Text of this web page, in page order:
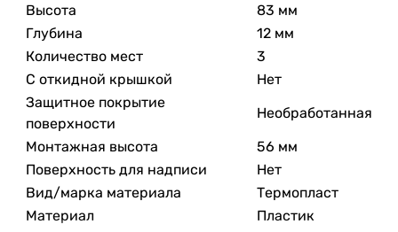
Высота
83 мм
Глубина
12 мм
Количество мест
3
С откидной крышкой
Нет
Защитное покрытие
поверхности
Необработанная
Монтажная высота
56 мм
Поверхность для надписи
Нет
Вид/марка материала
Термопласт
Материал
Пластик